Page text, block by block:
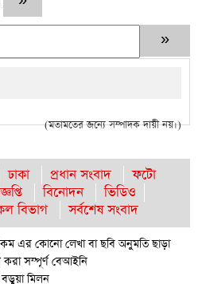
(মতামতের জন্যে সম্পাদক দায়ী নয়।)
ঢাকা প্রধান সংবাদ
ফটো
বিনোদন
ভিডিও
বিভাগ সর্বশেষ সংবাদ
এর কোনো লেখা বা ছবি অনুমতি ছাড়া
সম্পূর্ণ বেআইনি
মিলন